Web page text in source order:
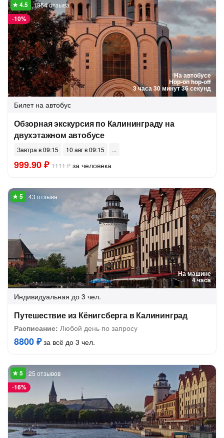
На автобусе
Hop-on hop-off
3 часа 30 минут 36 секунд
-10%
1854 отзыва
Билет на автобус
Обзорная экскурсия по Калининграду на
двухэтажном автобусе
Завтра в 09:15 10 авг в 09:15
999.90 ₽ 1111 ₽ за человека
На машине
4 часа
43 отзыва
Индивидуальная до 3 чел.
Путешествие из Кёнигсберга в Калининград
Расписание: Любой день по запросу
8800 ₽за всё до 3 чел.
-16%
25 отзывов